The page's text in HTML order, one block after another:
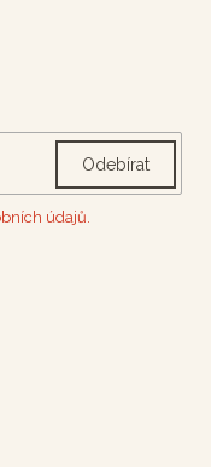
Odebírat
údajů.